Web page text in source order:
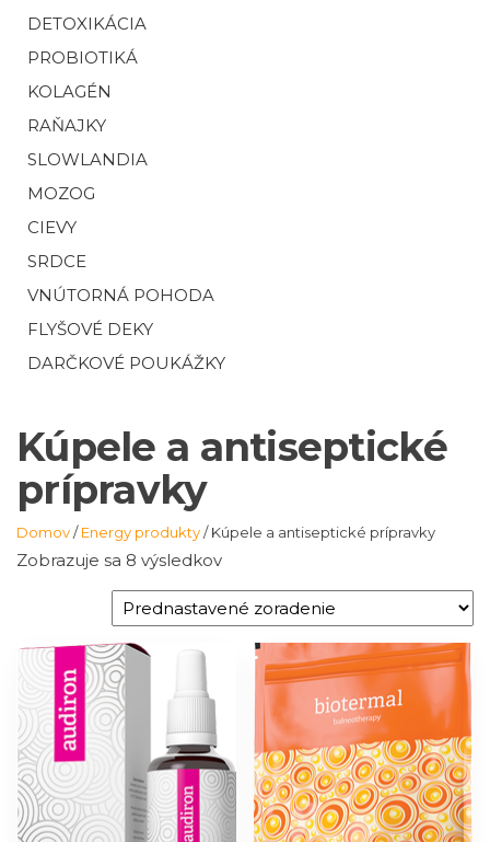
DETOXIKÁCIA
PROBIOTIKÁ
KOLAGÉN
RAŇAJKY
SLOWLANDIA
MOZOG
CIEVY
SRDCE
VNÚTORNÁ POHODA
FLYŠOVÉ DEKY
DARČKOVÉ POUKÁŽKY
Kúpele a antiseptické
prípravky
Domov/Energy produkty/ Kúpele a antiseptické prípravky
Zobrazuje sa 8 výsledkov